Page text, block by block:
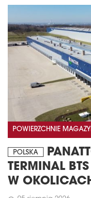
POWIERZCHNIE
POLSKA
TERMINAL
W